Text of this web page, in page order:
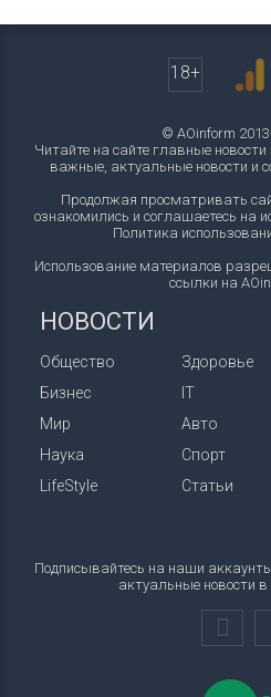
18+
© AOinform
Читайте на сайте главные
важные, актуальные новости и
Продолжая просматривать
ознакомились и соглашаетесь на
Политика
Использование материалов
ссылки на
НОВОСТИ
Общество
Бизнес
Мир
Наука
LifeStyle
Здоровье
IT
Авто
Спорт
Статьи
Подписывайтесь на наши
актуальные новости